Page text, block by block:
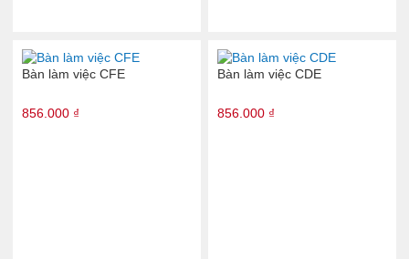
Bàn làm việc CFE
856.000 ₫
Bàn làm việc CDE
856.000 ₫